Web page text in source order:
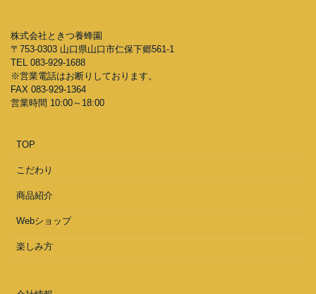
株式会社ときつ養蜂園
〒753-0303 山口県山口市仁保下郷561-1
TEL 083-929-1688
※営業電話はお断りしております。
FAX 083-929-1364
営業時間 10:00～18:00
TOP
こだわり
商品紹介
Webショップ
楽しみ方